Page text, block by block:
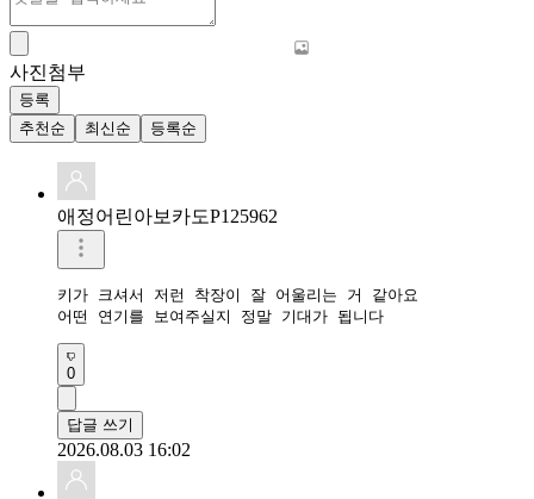
사진첨부
등록
추천순
최신순 등록순
애정어린아보카도P125962
키가 크셔서 저런 착장이 잘 어울리는 거 같아요
어떤 연기를 보여주실지 정말 기대가 됩니다
0
답글 쓰기
2026.08.03 16:02